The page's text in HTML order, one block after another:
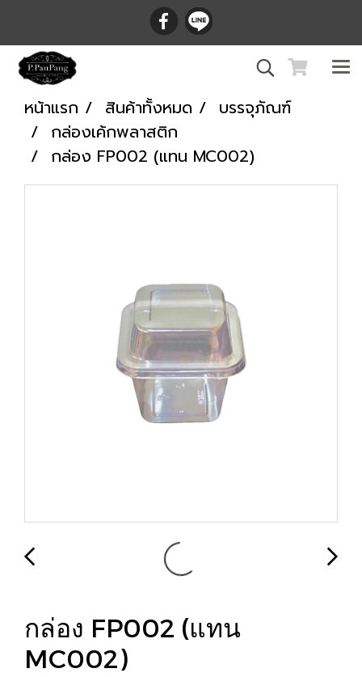
หน้าแรก สินค้าทั้งหมด
บรรจุภัณฑ์
กล่องเค้กพลาสติก
กล่อง FP002 (แทน MC002)
กล่อง FP002 (แทน
MC002)